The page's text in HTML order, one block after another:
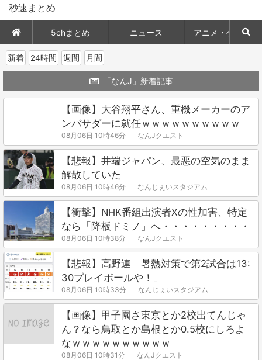
秒速まとめ
5chまとめ ニュース アニメ・ゲーム
新着 24時間 週間 月間
「なんJ」新着記事
【画像】大谷翔平さん、重機メーカーのア
ンバサダーに就任ｗｗｗｗｗｗｗｗｗｗ
08月06日 10時46分 なんJクエスト
【悲報】井端ジャパン、最悪の空気のまま
解散していた
08月06日 10時46分 なんじぇいスタジアム
【衝撃】NHK番組出演者Xの性加害、特定
なら「降板ドミノ」へ・・・・・・・・・
08月06日 10時38分 なんJクエスト
【悲報】高野連「暑熱対策で第2試合は13:
30プレイボールや！」
08月06日 10時33分 なんじぇいスタジアム
【画像】甲子園さ東京とか2校出てんじゃ
ん？なら鳥取とか島根とか0.5校にしろよ
なｗｗｗｗｗｗｗｗｗｗ
08月06日 10時31分 なんJクエスト